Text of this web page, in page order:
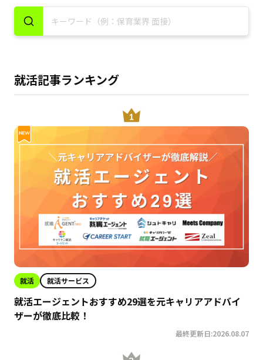
就活記事ランキング
就活 就活サービス
就活エージェントおすすめ29選を元キャリアアドバイ
ザーが徹底比較！
最終更新日:2026.08.07